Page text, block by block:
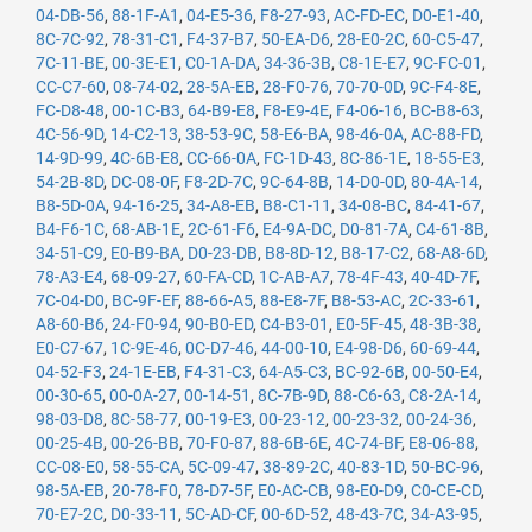
04-DB-56, 88-1F-A1 , 04-E5-36, F8-27-93, AC-FD-EC, D0-E1-40,
8C-7C-92, 78-31-C1 , F4-37-B7, 50-EA-D6, 28-E0-2C, 60-C5-47,
7C-11-BE, 00-3E-E1 , C0-1A-DA, 34-36-3B, C8-1E-E7, 9C-FC-01 ,
CC-C7-60, 08-74-02, 28-5A-EB, 28-F0-76, 70-70-0D, 9C-F4-8E,
FC-D8-48, 00-1C-B3, 64-B9-E8, F8-E9-4E, F4-06-16, BC-B8-63,
4C-56-9D, 14-C2-13, 38-53-9C, 58-E6-BA, 98-46-0A, AC-88-FD,
14-9D-99, 4C-6B-E8, CC-66-0A, FC-1D-43, 8C-86-1E, 18-55-E3,
54-2B-8D, DC-08-0F, F8-2D-7C, 9C-64-8B, 14-D0-0D, 80-4A-14,
B8-5D-0A, 94-16-25, 34-A8-EB, B8-C1-11 , 34-08-BC, 84-41-67,
B4-F6-1C, 68-AB-1E, 2C-61-F6, E4-9A-DC, D0-81-7A, C4-61-8B,
34-51-C9, E0-B9-BA, D0-23-DB, B8-8D-12, B8-17-C2, 68-A8-6D,
78-A3-E4, 68-09-27, 60-FA-CD, 1C-AB-A7, 78-4F-43, 40-4D-7F,
7C-04-D0, BC-9F-EF, 88-66-A5, 88-E8-7F, B8-53-AC, 2C-33-61 ,
A8-60-B6, 24-F0-94, 90-B0-ED, C4-B3-01 , E0-5F-45, 48-3B-38,
E0-C7-67, 1C-9E-46, 0C-D7-46, 44-00-10, E4-98-D6, 60-69-44,
04-52-F3, 24-1E-EB, F4-31-C3, 64-A5-C3, BC-92-6B, 00-50-E4,
00-30-65, 00-0A-27, 00-14-51 , 8C-7B-9D, 88-C6-63, C8-2A-14,
98-03-D8, 8C-58-77, 00-19-E3, 00-23-12, 00-23-32, 00-24-36,
00-25-4B, 00-26-BB, 70-F0-87, 88-6B-6E, 4C-74-BF, E8-06-88,
CC-08-E0, 58-55-CA, 5C-09-47, 38-89-2C, 40-83-1D, 50-BC-96,
98-5A-EB, 20-78-F0, 78-D7-5F, E0-AC-CB, 98-E0-D9, C0-CE-CD,
70-E7-2C, D0-33-11 , 5C-AD-CF, 00-6D-52, 48-43-7C, 34-A3-95,